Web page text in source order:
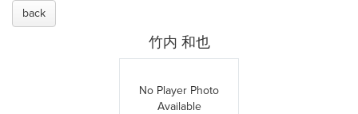
back
竹内 和也
No Player Photo
Available